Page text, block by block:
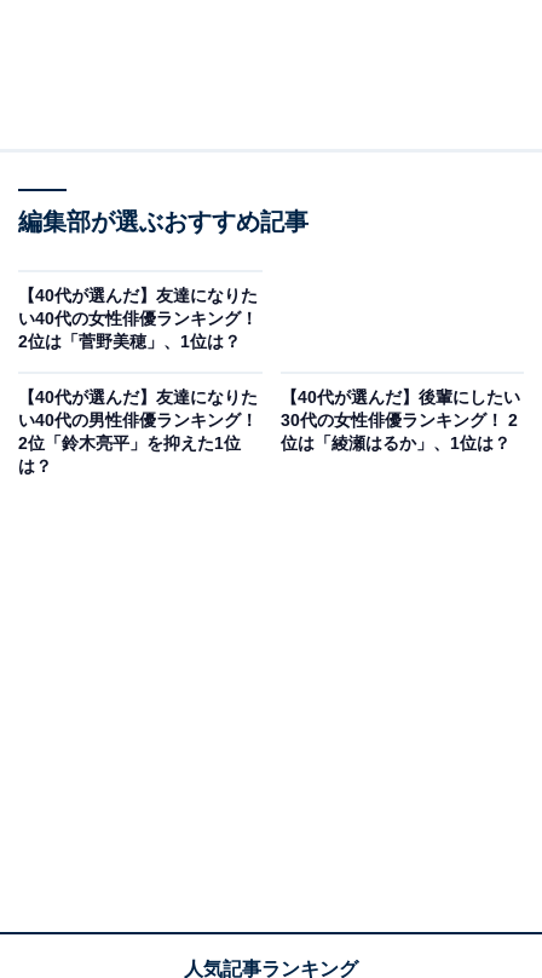
のボクサー役など、シリアスで大人の魅力を増した演技
らぼう～蔦重栄華乃夢噺～（つたじゅうえいがのゆめば
なし）』では主演を務めることが発表されています。
回答者からは、「常に礼儀正しく、上下関係を心得てる
感じがします（40代女性／千葉県）」「内面の真面目
さ、根性、誠実さが好感を持てる（40代男性／静岡
編集部が選ぶおすすめ記事
【40代が選んだ】友達になりた
い40代の女性俳優ランキング！
2位は「菅野美穂」、1位は？
【40代が選んだ】友達になりた
い40代の男性俳優ランキング！
2位「鈴木亮平」を抑えた1位
は？
【40代が選んだ】後輩にしたい
30代の女性俳優ランキング！ 2
位は「綾瀬はるか」、1位は？